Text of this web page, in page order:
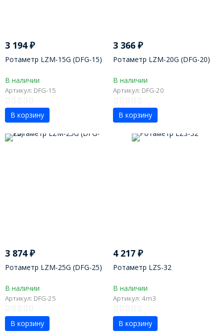
3 194₽
Ротаметр LZM-15G (DFG-15)
В наличии
Артикул: DFG-15
В корзину
3 366₽
Ротаметр LZM-20G (DFG-20)
В наличии
Артикул: DFG-20
В корзину
3 874₽
Ротаметр LZM-25G (DFG-25)
В наличии
Артикул: DFG-25
В корзину
4 217₽
Ротаметр LZS-32
В наличии
Артикул: 4m3
В корзину